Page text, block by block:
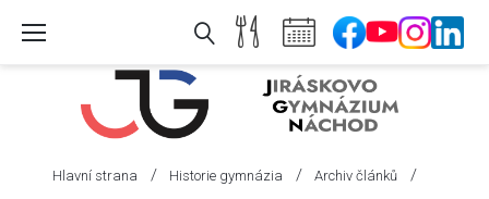
Hlavní strana / Historie gymnázia / Archiv článků /